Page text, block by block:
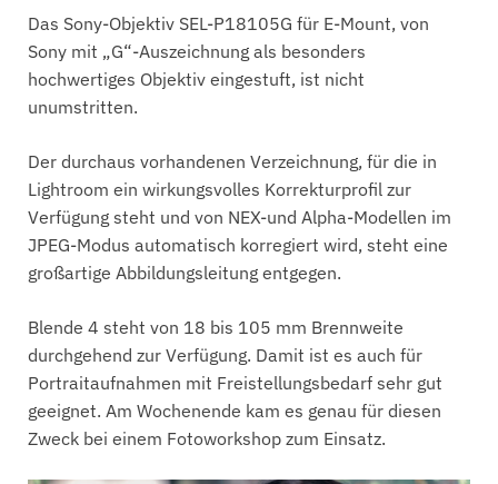
Das Sony-Objektiv SEL-P18105G für E-Mount, von
Sony mit „G“-Auszeichnung als besonders
hochwertiges Objektiv eingestuft, ist nicht
unumstritten.
Der durchaus vorhandenen Verzeichnung, für die in
Lightroom ein wirkungsvolles Korrekturprofil zur
Verfügung steht und von NEX-und Alpha-Modellen im
JPEG-Modus automatisch korregiert wird, steht eine
großartige Abbildungsleitung entgegen.
Blende 4 steht von 18 bis 105 mm Brennweite
durchgehend zur Verfügung. Damit ist es auch für
Portraitaufnahmen mit Freistellungsbedarf sehr gut
geeignet. Am Wochenende kam es genau für diesen
Zweck bei einem Fotoworkshop zum Einsatz.